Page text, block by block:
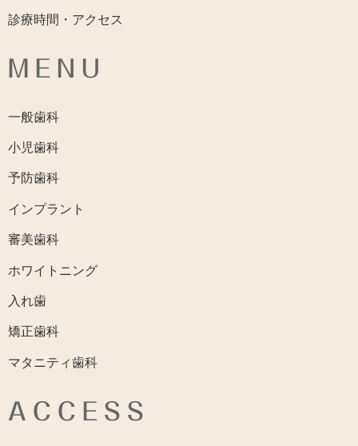
診療時間・アクセス
MENU
一般歯科
小児歯科
予防歯科
インプラント
審美歯科
ホワイトニング
入れ歯
矯正歯科
マタニティ歯科
ACCESS